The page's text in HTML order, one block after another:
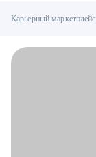
Карьерный маркетплейс